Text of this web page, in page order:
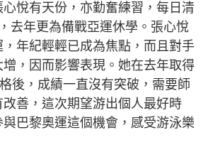
悅有天份，亦勤奮練習，每日清
去年更為備戰亞運休學。張心悅
年紀輕輕已成為焦點，而且對手
，因而影響表現。她在去年取得
後，成績一直沒有突破，需要師
善，這次期望游出個人最好時
與巴黎奧運這個機會，感受游泳樂